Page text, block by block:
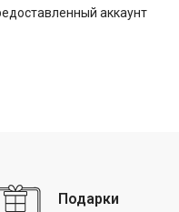
аккаунт
Подарки